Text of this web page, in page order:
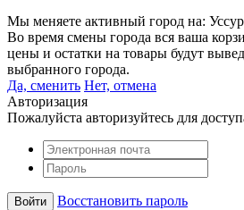
Мы меняете активный город на:
Во время смены города вся ваша
цены и остатки на товары будут
выбранного города.
Да, сменить Нет, отмена
Авторизация
Пожалуйста авторизуйтесь для
Восстановить пароль